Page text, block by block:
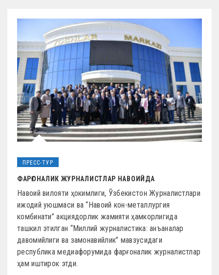
ПРЕСС-ТУР
ФАРҒОНАЛИК ЖУРНАЛИСТЛАР НАВОИЙДА
Навоий вилояти ҳокимлиги, Ўзбекистон Журналистлари
ижодий уюшмаси ва “Навоий кон-металлургия
комбинати” акциядорлик жамияти ҳамкорлигида
ташкил этилган “Миллий журналистика: анъаналар
давомийлиги ва замонавийлик” мавзусидаги
республика медиафорумида фарғоналик журналистлар
ҳам иштирок этди.